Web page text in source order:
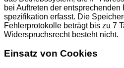
bei Auftreten der entsprechenden
spezifikation erfasst. Die
Fehlerprotokolle beträgt bis zu 7
Widerspruchsrecht besteht nicht.
Einsatz von Cookies